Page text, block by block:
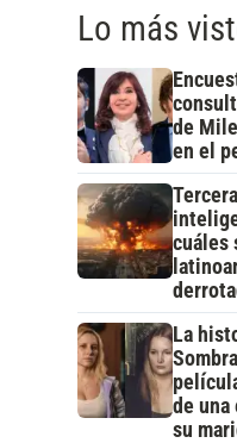
Lo más
de
en el
cuáles
La
de una
su